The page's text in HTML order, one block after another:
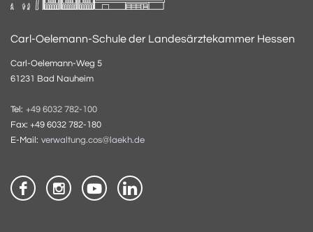
Carl-Oelemann-Schule der Landesärztekammer Hessen
Carl-Oelemann-Weg 5
61231 Bad Nauheim
Tel: +49 6032 782-100
Fax: +49 6032 782-180
E-Mail: verwaltung.cos@laekh.de